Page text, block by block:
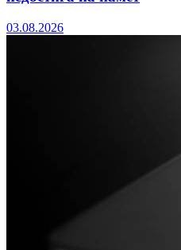
03.08.2026